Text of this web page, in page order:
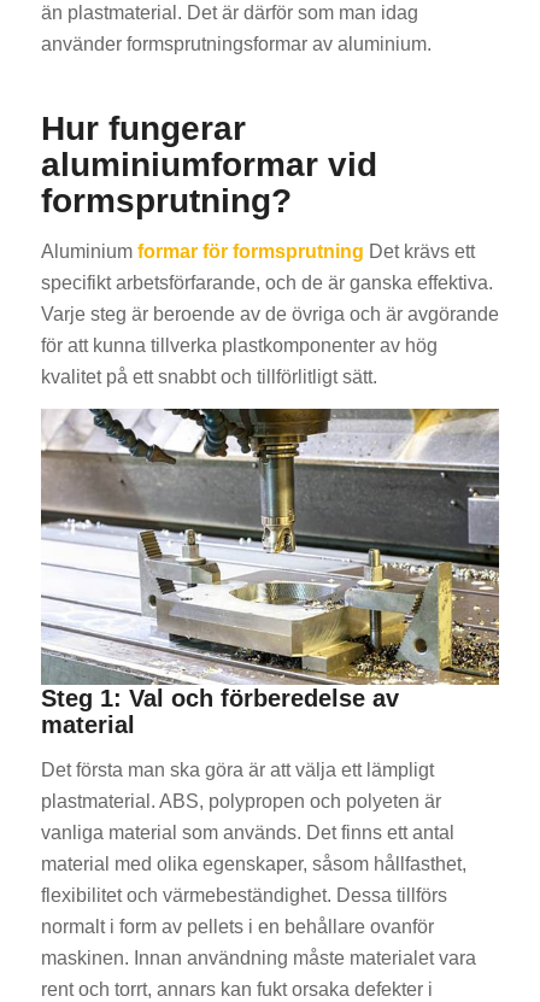
än plastmaterial. Det är därför som man idag
använder formsprutningsformar av aluminium.
Hur fungerar
aluminiumformar vid
formsprutning?
Aluminium formar för formsprutning Det krävs ett
specifikt arbetsförfarande, och de är ganska effektiva.
Varje steg är beroende av de övriga och är avgörande
för att kunna tillverka plastkomponenter av hög
kvalitet på ett snabbt och tillförlitligt sätt.
Steg 1: Val och förberedelse av
material
Det första man ska göra är att välja ett lämpligt
plastmaterial. ABS, polypropen och polyeten är
vanliga material som används. Det finns ett antal
material med olika egenskaper, såsom hållfasthet,
flexibilitet och värmebeständighet. Dessa tillförs
normalt i form av pellets i en behållare ovanför
maskinen. Innan användning måste materialet vara
rent och torrt, annars kan fukt orsaka defekter i